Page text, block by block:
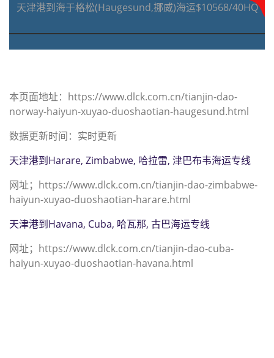
天津港到海于格松(Haugesund,挪威)海运$10568/40HQ
本页面地址：https://www.dlck.com.cn/tianjin-dao-
norway-haiyun-xuyao-duoshaotian-haugesund.html
数据更新时间：实时更新
天津港到Harare, Zimbabwe, 哈拉雷, 津巴布韦海运专线
网址；https://www.dlck.com.cn/tianjin-dao-zimbabwe-
haiyun-xuyao-duoshaotian-harare.html
天津港到Havana, Cuba, 哈瓦那, 古巴海运专线
网址；https://www.dlck.com.cn/tianjin-dao-cuba-
haiyun-xuyao-duoshaotian-havana.html